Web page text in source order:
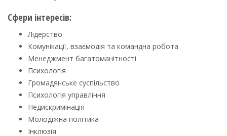
Сфери інтересів:
Лідерство
Комунікації, взаємодія та командна робота
Менеджмент багатоманітності
Психологія
Громадянське суспільство
Психологія управління
Недискримінація
Молодіжна політика
Інклюзія